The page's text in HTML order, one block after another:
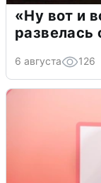
«Ну вот и
6 августа 126